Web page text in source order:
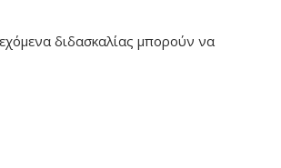
διδασκαλίας μπορούν να